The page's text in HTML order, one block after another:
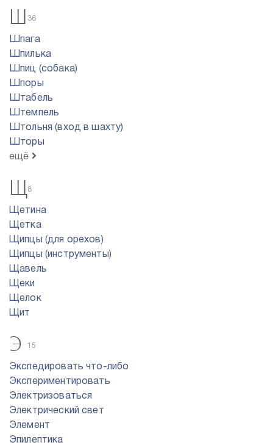
Ш 36
Шпага
Шпилька
Шпиц (собака)
Шпоры
Штабель
Штемпель
Штольня (вход в шахту)
Шторы
ещё
Щ8
Щетина
Щетка
Щипцы (для орехов)
Щипцы (инструменты)
Щавель
Щеки
Щелок
Щит
Э 15
Экспедировать что-либо
Экспериментировать
Электризоваться
Электрический свет
Элемент
Эпилептика